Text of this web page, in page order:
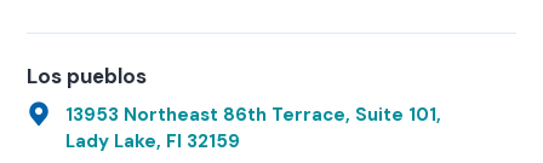
Los pueblos
13953 Northeast 86th Terrace, Suite 101,
Lady Lake, Fl 32159